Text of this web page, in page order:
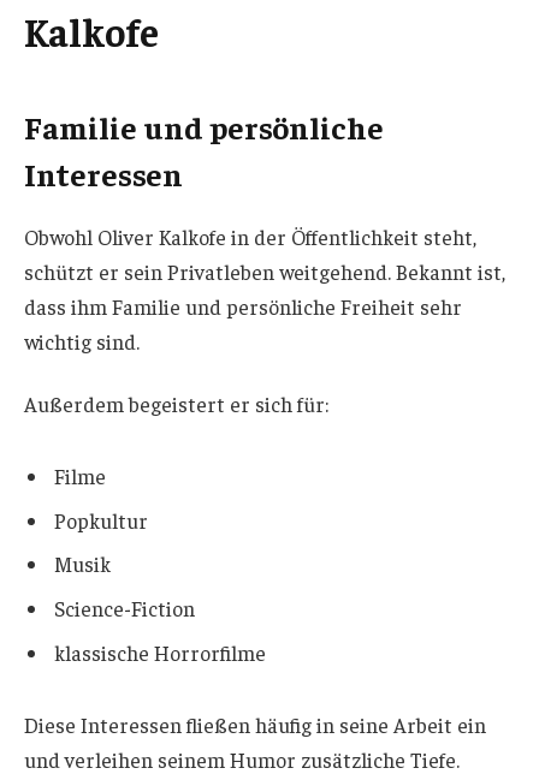
Kalkofe
Familie und persönliche
Interessen
Obwohl Oliver Kalkofe in der Öffentlichkeit steht,
schützt er sein Privatleben weitgehend. Bekannt ist,
dass ihm Familie und persönliche Freiheit sehr
wichtig sind.
Außerdem begeistert er sich für:
Filme
Popkultur
Musik
Science-Fiction
klassische Horrorfilme
Diese Interessen fließen häufig in seine Arbeit ein
und verleihen seinem Humor zusätzliche Tiefe.